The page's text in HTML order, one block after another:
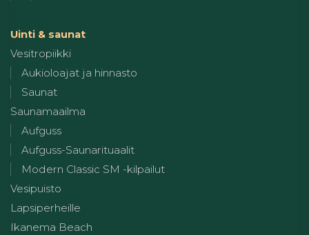
Uinti & saunat
Vesitropiikki
Aukioloajat ja hinnasto
Saunat
Saunamaailma
Aufguss
Aufguss-Saunarituaalit
Modern Classic SM -kilpailut
Vesipuisto
Lapsiperheille
Ikanema Beach